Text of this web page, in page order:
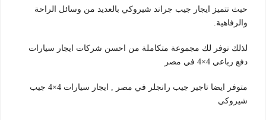
حيث تتميز ايجار جيب جراند شيروكي بالعديد من وسائل الراحة
والرفاهية.
لذلك نوفر لك مجموعة متكاملة من احسن شركات ايجار سيارات
دفع رباعي 4×4 في مصر
متوفر ايضا تاجير جيب رانجلر في مصر , ايجار سيارات 4×4 جيب
شيروكي